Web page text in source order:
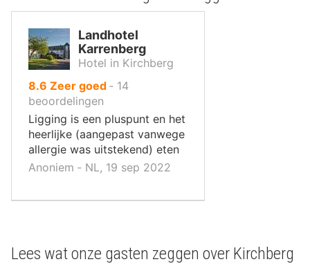
Landhotel
Karrenberg
Hotel in Kirchberg
8.6 uit
10
,
Zeer goed ‐ 14
beoordelingen
Ligging is een pluspunt en het
heerlijke (aangepast vanwege
allergie was uitstekend) eten
Anoniem ‐ NL, 19 sep 2022
Lees wat onze gasten zeggen over Kirchberg